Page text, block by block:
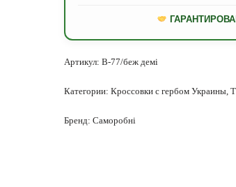
Артикул:В-77/беж демі
Категории:Кроссовки с гербом Украины,
Бренд:Саморобні